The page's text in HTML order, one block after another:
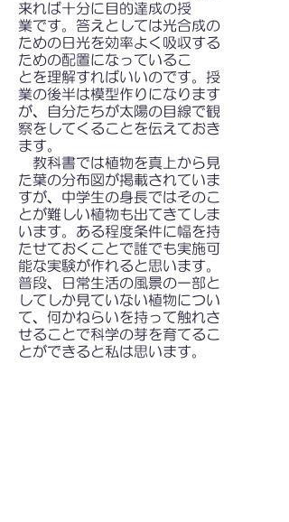
来れば十分に目的達成の授
業です。答えとしては光合成の
ための日光を効率よく吸収する
ための配置になっているこ
とを理解すればいいのです。授
業の後半は模型作りになります
が、自分たちが太陽の目線で観
察をしてくることを伝えておき
ます。
教科書では植物を真上から見
た葉の分布図が掲載されていま
すが、中学生の身長ではそのこ
とが難しい植物も出てきてしま
います。ある程度条件に幅を持
たせておくことで誰でも実施可
能な実験が作れると思います。
普段、日常生活の風景の一部と
してしか見ていない植物につい
て、何かねらいを持って触れさ
せることで科学の芽を育てるこ
とができると私は思います。